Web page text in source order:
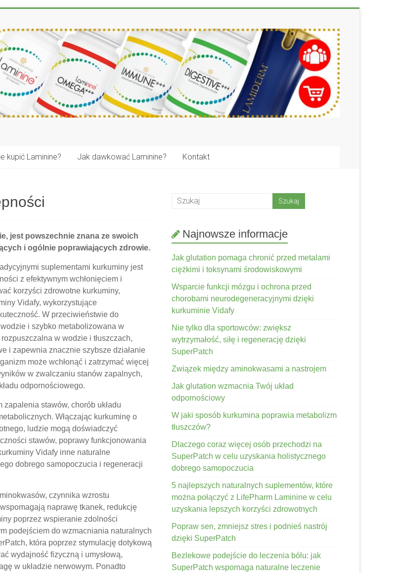
kupić Laminine? Jak dawkować Laminine? Kontakt
jest powszechnie znana ze swoich
i ogólnie poprawiających zdrowie.
suplementami kurkuminy jest
z efektywnym wchłonięciem i
korzyści zdrowotne kurkuminy,
Vidafy, wykorzystujące
W przeciwieństwie do
i szybko metabolizowana w
w wodzie i tłuszczach,
i zapewnia znacznie szybsze działanie
może wchłonąć i zatrzymać więcej
w zwalczaniu stanów zapalnych,
odpornościowego.
stawów, chorób układu
Włączając kurkuminę o
ludzie mogą doświadczyć
stawów, poprawy funkcjonowania
Vidafy inne naturalne
dobrego samopoczucia i regeneracji
czynnika wzrostu
naprawę tkanek, redukcję
poprzez wspieranie zdolności
podejściem do wzmacniania naturalnych
która poprzez stymulację dotykową
wydajność fizyczną i umysłową,
w układzie nerwowym. Ponadto
Najnowsze informacje
Jak glutation pomaga chronić przed metalami
ciężkimi i toksynami środowiskowymi
Wsparcie funkcji mózgu i ochrona przed
chorobami neurodegeneracyjnymi dzięki
kurkuminie Vidafy
Nie tylko dla sportowców: zwiększ
wytrzymałość, siłę i regenerację dzięki
SuperPatch
Związek między aminokwasami a nastrojem
Jak glutation wzmacnia Twój układ
odpornościowy
W jaki sposób kurkumina poprawia metabolizm
tłuszczów?
Dlaczego coraz więcej osób przechodzi na
SuperPatch w celu uzyskania holistycznego
dobrego samopoczucia
5 najlepszych naturalnych suplementów, które
można połączyć z LifePharm Laminine w celu
uzyskania lepszych korzyści zdrowotnych
Popraw sen, zmniejsz stres i podnieś nastrój
dzięki SuperPatch
Bezlekowe podejście do leczenia bólu: jak
SuperPatch wspomaga naturalne leczenie